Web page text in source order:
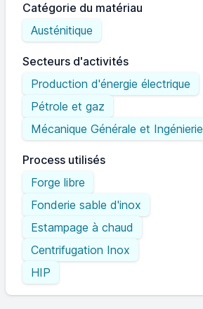
Catégorie du matériau
Austénitique
Secteurs d'activités
Production d'énergie électrique
Pétrole et gaz
Mécanique Générale et Ingénierie
Process utilisés
Forge libre
Fonderie sable d'inox
Estampage à chaud
Centrifugation Inox
HIP